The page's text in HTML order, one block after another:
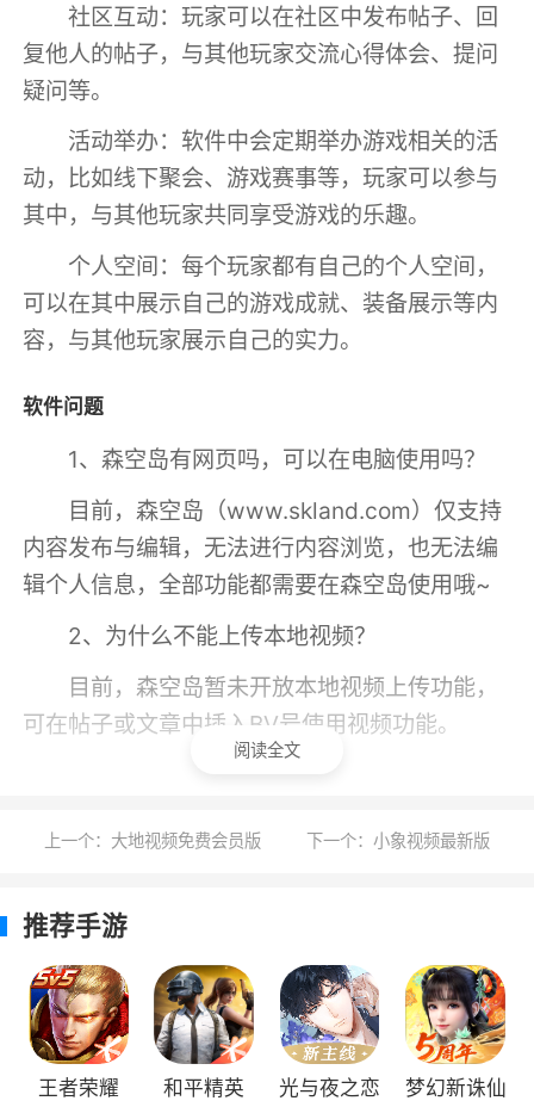
社区互动：玩家可以在社区中发布帖子、回
复他人的帖子，与其他玩家交流心得体会、提问
疑问等。
活动举办：软件中会定期举办游戏相关的活
动，比如线下聚会、游戏赛事等，玩家可以参与
其中，与其他玩家共同享受游戏的乐趣。
个人空间：每个玩家都有自己的个人空间，
可以在其中展示自己的游戏成就、装备展示等内
容，与其他玩家展示自己的实力。
软件问题
1、森空岛有网页吗，可以在电脑使用吗？
目前，森空岛（www.skland.com）仅支持
内容发布与编辑，无法进行内容浏览，也无法编
辑个人信息，全部功能都需要在森空岛使用哦~
2、为什么不能上传本地视频？
目前，森空岛暂未开放本地视频上传功能，
可在帖子或文章中插入BV号使用视频功能。
每个通行证账号官方区服下只有一个1个角
色，可绑定10个bilibili服角色。
5、一个bilibili服角色可以绑定几次？
阅读全文
上一个：大地视频免费会员版 下一个：小象视频最新版
推荐手游
王者荣耀 和平精英 光与夜之恋 梦幻新诛仙